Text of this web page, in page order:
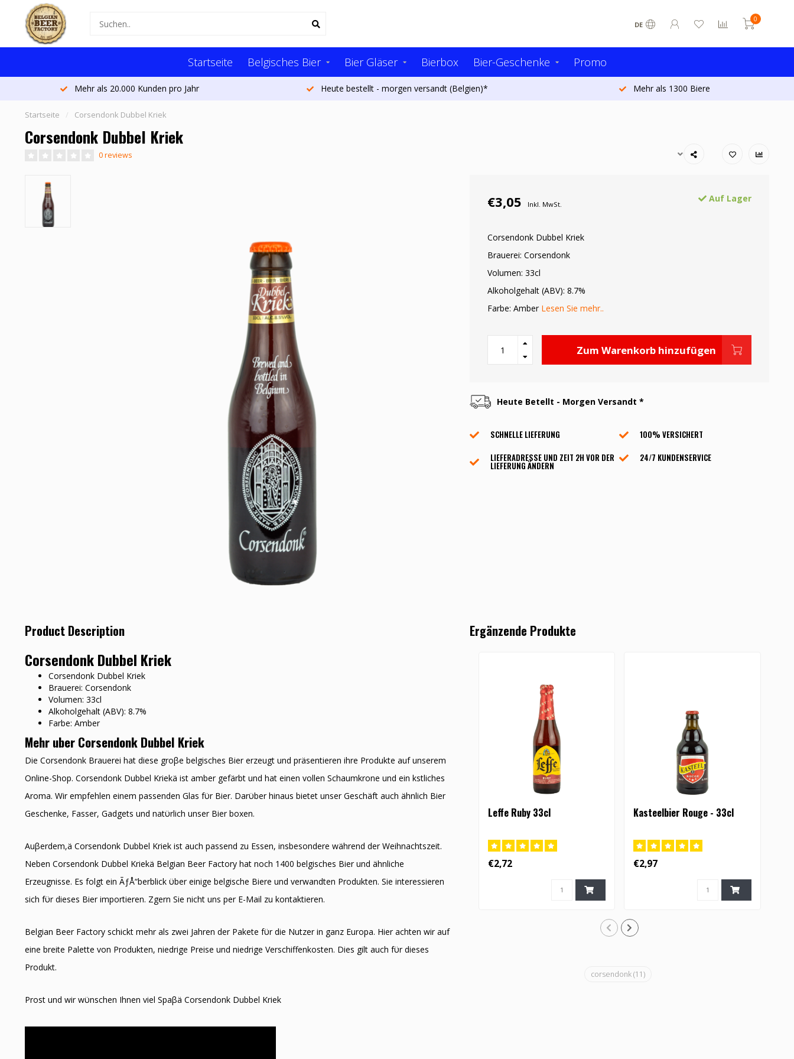
DE
0
Startseite Belgisches Bier Bier Gläser Bierbox Bier-Geschenke Promo
Mehr als 20.000 Kunden pro Jahr Heute bestellt - morgen versandt (Belgien)* Mehr als 1300 Biere
Startseite / Corsendonk Dubbel Kriek
Corsendonk Dubbel Kriek
0 reviews
€3,05 Inkl. MwSt.
Auf Lager
Corsendonk Dubbel Kriek
Brauerei: Corsendonk
Volumen: 33cl
Alkoholgehalt (ABV): 8.7%
Farbe: Amber Lesen Sie mehr..
Zum Warenkorb hinzufügen
Heute Betellt - Morgen Versandt *
SCHNELLE LIEFERUNG
100% VERSICHERT
LIEFERADRESSE UND ZEIT 2H VOR DER
LIEFERUNG ÄNDERN
24/7 KUNDENSERVICE
Product Description
Corsendonk Dubbel Kriek
Corsendonk Dubbel Kriek
Brauerei: Corsendonk
Volumen: 33cl
Alkoholgehalt (ABV): 8.7%
Farbe: Amber
Mehr uber Corsendonk Dubbel Kriek
Die Corsendonk Brauerei hat diese groβe belgisches Bier erzeugt und präsentieren ihre Produkte auf unserem
Online-Shop. Corsendonk Dubbel Kriekä ist amber gefärbt und hat einen vollen Schaumkrone und ein kӧstliches
Aroma. Wir empfehlen einem passenden Glas fϋr Bier. Darϋber hinaus bietet unser Geschäft auch ähnlich Bier
Geschenke, Fasser, Gadgets und natϋrlich unser Bier boxen.
Auβerdem,ä Corsendonk Dubbel Kriek ist auch passend zu Essen, insbesondere während der Weihnachtszeit.
Neben Corsendonk Dubbel Kriekä Belgian Beer Factory hat noch 1400 belgisches Bier und ähnliche
Erzeugnisse. Es folgt ein ÃƒÅ“berblick ϋber einige belgische Biere und verwandten Produkten. Sie interessieren
sich fϋr dieses Bier importieren. Zӧgern Sie nicht uns per E-Mail zu kontaktieren.
Belgian Beer Factory schickt mehr als zwei Jahren der Pakete fϋr die Nutzer in ganz Europa. Hier achten wir auf
eine breite Palette von Produkten, niedrige Preise und niedrige Verschiffenkosten. Dies gilt auch fϋr dieses
Produkt.
Prost und wir wϋnschen Ihnen viel Spaβä Corsendonk Dubbel Kriek
Ergänzende Produkte
Leffe Ruby 33cl
€2,72
Kasteelbier Rouge - 33cl
€2,97
corsendonk(11)